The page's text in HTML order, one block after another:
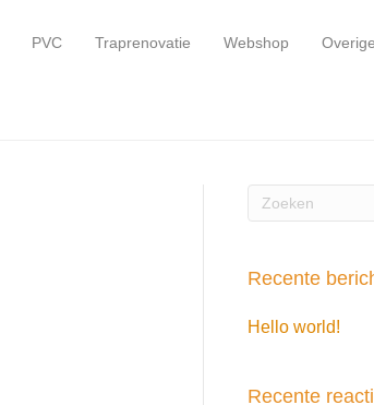
PVC Traprenovatie Webshop
Recente
Hello world!
Recente